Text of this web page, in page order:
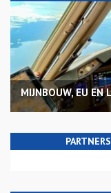
MIJNBOUW, EU EN